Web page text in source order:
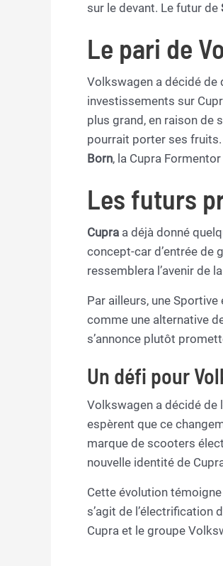
sur le devant. Le futur de
Le pari de
Volkswagen a décidé de
investissements sur
plus grand, en raison de
pourrait porter ses
Born, la Cupra
Les futurs
Cupra a déjà donné
concept-car d’entrée de
ressemblera l’avenir de
Par ailleurs, une
comme une alternative
s’annonce plutôt
Un défi pour
Volkswagen a décidé de
espèrent que ce
marque de scooters
nouvelle identité de
Cette évolution
s’agit de l’électrification
Cupra et le groupe